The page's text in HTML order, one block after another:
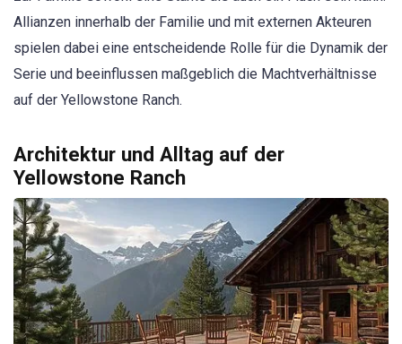
Allianzen innerhalb der Familie und mit externen Akteuren
spielen dabei eine entscheidende Rolle für die Dynamik der
Serie und beeinflussen maßgeblich die Machtverhältnisse
auf der Yellowstone Ranch.
Architektur und Alltag auf der
Yellowstone Ranch